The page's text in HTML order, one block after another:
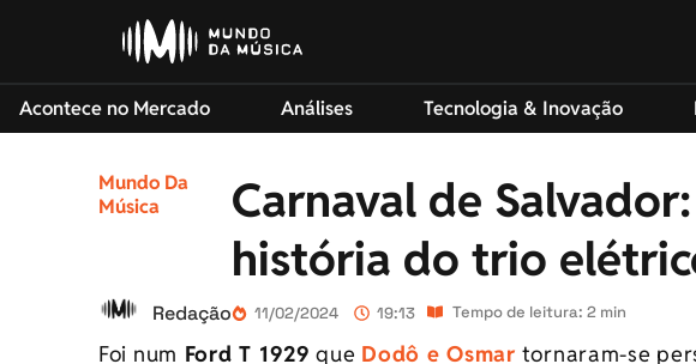
Acontece no Mercado Análises Tecnologia & Inovação
Mundo Da
Música
Carnaval de
história do trio
Redação 11/02/2024 19:13 Tempo de leitura: 2 min
Foi num Ford T 1929 que Dodô e Osmar tornaram-se